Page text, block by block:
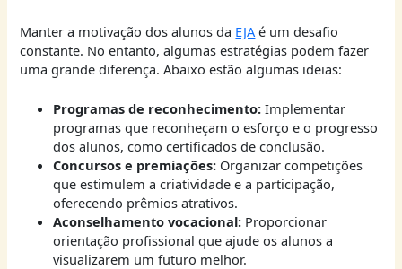
Manter a motivação dos alunos da EJA é um desafio
constante. No entanto, algumas estratégias podem fazer
uma grande diferença. Abaixo estão algumas ideias:
Programas de reconhecimento:Implementar
programas que reconheçam o esforço e o progresso
dos alunos, como certificados de conclusão.
Concursos e premiações:Organizar competições
que estimulem a criatividade e a participação,
oferecendo prêmios atrativos.
Aconselhamento vocacional:Proporcionar
orientação profissional que ajude os alunos a
visualizarem um futuro melhor.